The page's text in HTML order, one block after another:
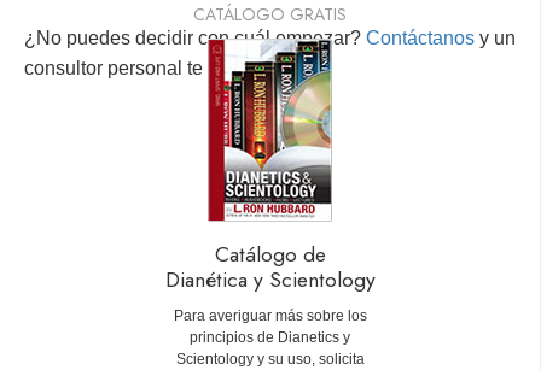
¿No puedes decidir con cuál empezar? Contáctanos y un
consultor personal te ayudará.
CATÁLOGO GRATIS
Catálogo de
Dianética y Scientology
Para averiguar más sobre los
principios de Dianetics y
Scientology y su uso, solicita